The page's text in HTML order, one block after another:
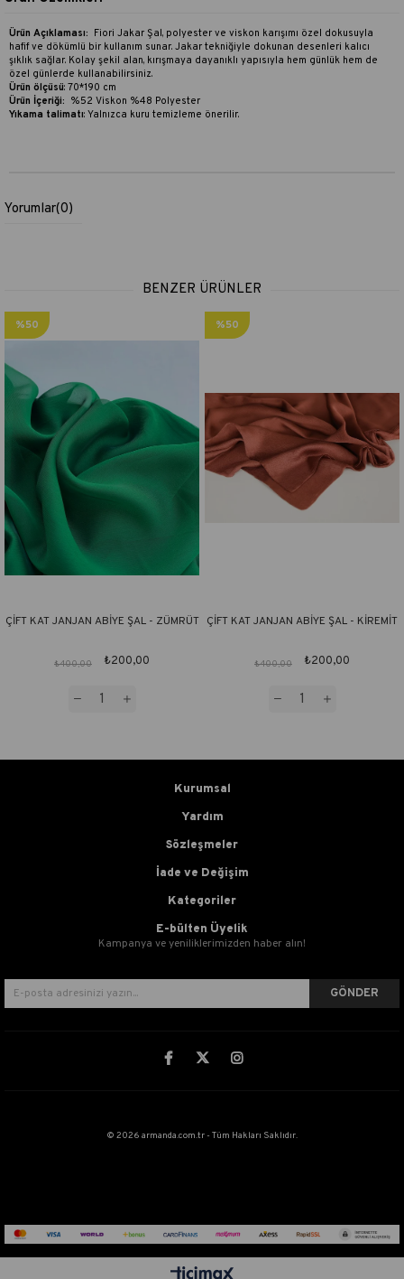
Ürün Açıklaması: Fiori Jakar Şal, polyester ve viskon karışımı özel dokusuyla
hafif ve dökümlü bir kullanım sunar. Jakar tekniğiyle dokunan desenleri kalıcı
şıklık sağlar. Kolay şekil alan, kırışmaya dayanıklı yapısıyla hem günlük hem de
özel günlerde kullanabilirsiniz.
Ürün ölçüsü: 70*190 cm
Ürün İçeriği: %52 Viskon %48 Polyester
Yıkama talimatı: Yalnızca kuru temizleme önerilir.
Yorumlar(0)
BENZER ÜRÜNLER
ÇİFT KAT JANJAN ABİYE ŞAL - ZÜMRÜT
₺200,00
₺400,00
%50
ÇİFT KAT JANJAN ABİYE ŞAL - KİREMİT
₺200,00
₺400,00
%50
Kurumsal
Yardım
Sözleşmeler
İade ve Değişim
Kategoriler
E-bülten Üyelik
Kampanya ve yeniliklerimizden haber alın!
GÖNDER
© 2026 armanda.com.tr - Tüm Hakları Saklıdır.